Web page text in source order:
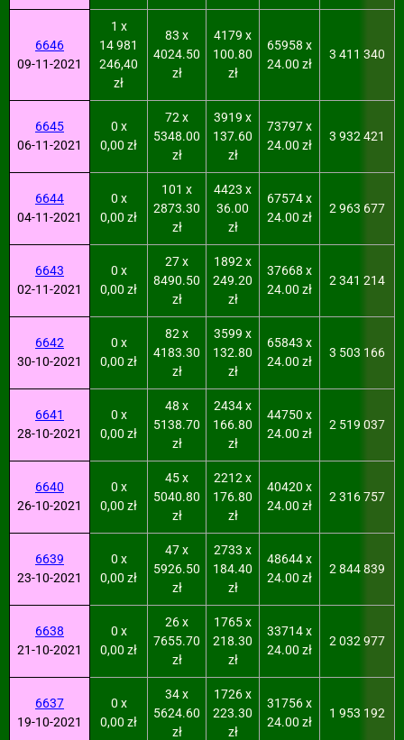
6646
09-11-2021
1 x
14 981
246,40
zł
83 x
4024.50
zł
4179 x
100.80
zł
65958 x
24.00 zł
3 411 340
6645
06-11-2021
0 x
0,00 zł
72 x
5348.00
zł
3919 x
137.60
zł
73797 x
24.00 zł
3 932 421
6644
04-11-2021
0 x
0,00 zł
101 x
2873.30
zł
4423 x
36.00
zł
67574 x
24.00 zł
2 963 677
6643
02-11-2021
0 x
0,00 zł
27 x
8490.50
zł
1892 x
249.20
zł
37668 x
24.00 zł
2 341 214
6642
30-10-2021
0 x
0,00 zł
82 x
4183.30
zł
3599 x
132.80
zł
65843 x
24.00 zł
3 503 166
6641
28-10-2021
0 x
0,00 zł
48 x
5138.70
zł
2434 x
166.80
zł
44750 x
24.00 zł
2 519 037
6640
26-10-2021
0 x
0,00 zł
45 x
5040.80
zł
2212 x
176.80
zł
40420 x
24.00 zł
2 316 757
6639
23-10-2021
0 x
0,00 zł
47 x
5926.50
zł
2733 x
184.40
zł
48644 x
24.00 zł
2 844 839
6638
21-10-2021
0 x
0,00 zł
26 x
7655.70
zł
1765 x
218.30
zł
33714 x
24.00 zł
2 032 977
6637
19-10-2021
0 x
0,00 zł
34 x
5624.60
zł
1726 x
223.30
zł
31756 x
24.00 zł
1 953 192